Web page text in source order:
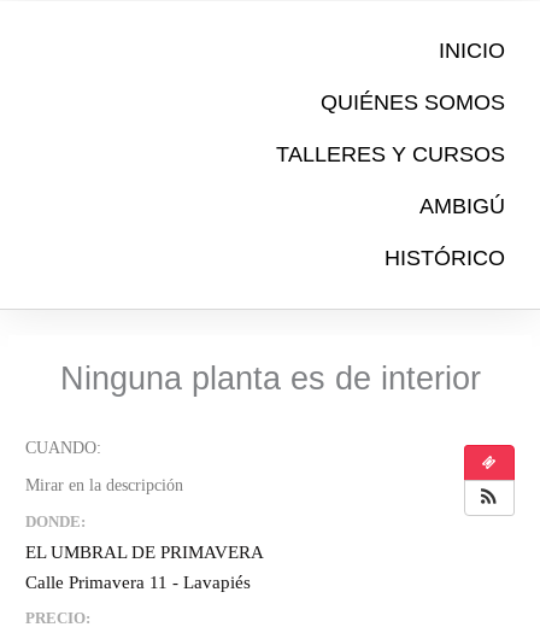
INICIO
QUIÉNES SOMOS
TALLERES Y CURSOS
AMBIGÚ
HISTÓRICO
Ninguna planta es de interior
DONDE:
EL UMBRAL DE PRIMAVERA
Calle Primavera 11 - Lavapiés
PRECIO: